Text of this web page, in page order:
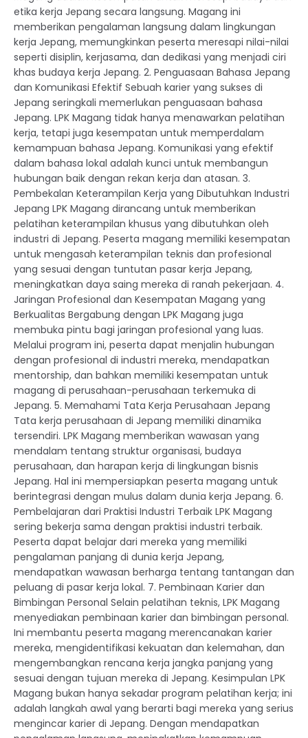
etika kerja Jepang secara langsung. Magang ini
memberikan pengalaman langsung dalam lingkungan
kerja Jepang, memungkinkan peserta meresapi nilai-nilai
seperti disiplin, kerjasama, dan dedikasi yang menjadi ciri
khas budaya kerja Jepang. 2. Penguasaan Bahasa Jepang
dan Komunikasi Efektif Sebuah karier yang sukses di
Jepang seringkali memerlukan penguasaan bahasa
Jepang. LPK Magang tidak hanya menawarkan pelatihan
kerja, tetapi juga kesempatan untuk memperdalam
kemampuan bahasa Jepang. Komunikasi yang efektif
dalam bahasa lokal adalah kunci untuk membangun
hubungan baik dengan rekan kerja dan atasan. 3.
Pembekalan Keterampilan Kerja yang Dibutuhkan Industri
Jepang LPK Magang dirancang untuk memberikan
pelatihan keterampilan khusus yang dibutuhkan oleh
industri di Jepang. Peserta magang memiliki kesempatan
untuk mengasah keterampilan teknis dan profesional
yang sesuai dengan tuntutan pasar kerja Jepang,
meningkatkan daya saing mereka di ranah pekerjaan. 4.
Jaringan Profesional dan Kesempatan Magang yang
Berkualitas Bergabung dengan LPK Magang juga
membuka pintu bagi jaringan profesional yang luas.
Melalui program ini, peserta dapat menjalin hubungan
dengan profesional di industri mereka, mendapatkan
mentorship, dan bahkan memiliki kesempatan untuk
magang di perusahaan-perusahaan terkemuka di
Jepang. 5. Memahami Tata Kerja Perusahaan Jepang
Tata kerja perusahaan di Jepang memiliki dinamika
tersendiri. LPK Magang memberikan wawasan yang
mendalam tentang struktur organisasi, budaya
perusahaan, dan harapan kerja di lingkungan bisnis
Jepang. Hal ini mempersiapkan peserta magang untuk
berintegrasi dengan mulus dalam dunia kerja Jepang. 6.
Pembelajaran dari Praktisi Industri Terbaik LPK Magang
sering bekerja sama dengan praktisi industri terbaik.
Peserta dapat belajar dari mereka yang memiliki
pengalaman panjang di dunia kerja Jepang,
mendapatkan wawasan berharga tentang tantangan dan
peluang di pasar kerja lokal. 7. Pembinaan Karier dan
Bimbingan Personal Selain pelatihan teknis, LPK Magang
menyediakan pembinaan karier dan bimbingan personal.
Ini membantu peserta magang merencanakan karier
mereka, mengidentifikasi kekuatan dan kelemahan, dan
mengembangkan rencana kerja jangka panjang yang
sesuai dengan tujuan mereka di Jepang. Kesimpulan LPK
Magang bukan hanya sekadar program pelatihan kerja; ini
adalah langkah awal yang berarti bagi mereka yang serius
mengincar karier di Jepang. Dengan mendapatkan